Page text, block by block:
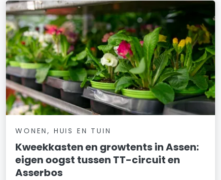
WONEN, HUIS EN TUIN
Kweekkasten en growtents in Assen:
eigen oogst tussen TT-circuit en
Asserbos